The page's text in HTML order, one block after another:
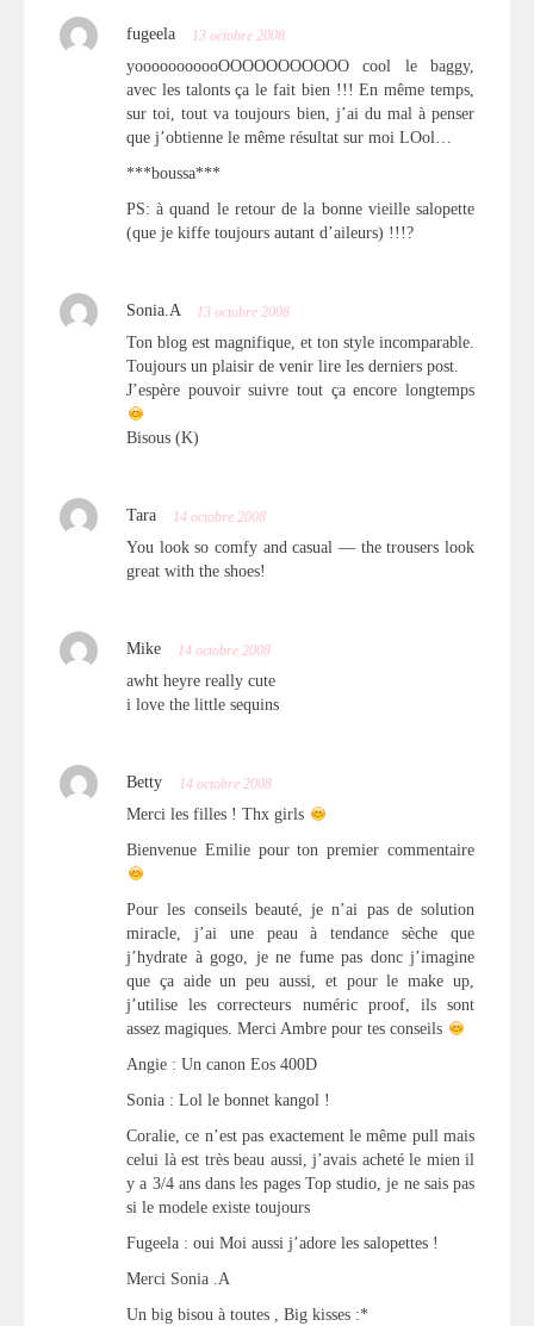
fugeela 13 octobre 2008
yooooooooooOOOOOOOOOOO cool le baggy,
avec les talonts ça le fait bien !!! En même temps,
sur toi, tout va toujours bien, j’ai du mal à penser
que j’obtienne le même résultat sur moi LOol…
***boussa***
PS: à quand le retour de la bonne vieille salopette
(que je kiffe toujours autant d’aileurs) !!!?
Sonia.A 13 octobre 2008
Ton blog est magnifique, et ton style incomparable.
Toujours un plaisir de venir lire les derniers post.
J’espère pouvoir suivre tout ça encore longtemps
Bisous (K)
Tara 14 octobre 2008
You look so comfy and casual — the trousers look
great with the shoes!
Mike 14 octobre 2008
awht heyre really cute
i love the little sequins
Betty 14 octobre 2008
Merci les filles ! Thx girls
Bienvenue Emilie pour ton premier commentaire
Pour les conseils beauté, je n’ai pas de solution
miracle, j’ai une peau à tendance sèche que
j’hydrate à gogo, je ne fume pas donc j’imagine
que ça aide un peu aussi, et pour le make up,
j’utilise les correcteurs numéric proof, ils sont
assez magiques. Merci Ambre pour tes conseils
Angie : Un canon Eos 400D
Sonia : Lol le bonnet kangol !
Coralie, ce n’est pas exactement le même pull mais
celui là est très beau aussi, j’avais acheté le mien il
y a 3/4 ans dans les pages Top studio, je ne sais pas
si le modele existe toujours
Fugeela : oui Moi aussi j’adore les salopettes !
Merci Sonia .A
Un big bisou à toutes , Big kisses :*